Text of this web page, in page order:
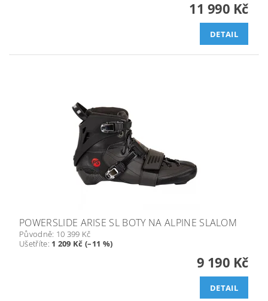
11 990 Kč
DETAIL
POWERSLIDE ARISE SL BOTY NA ALPINE SLALOM
Původně: 10 399 Kč
Ušetříte: 1 209 Kč (–11 %)
9 190 Kč
DETAIL